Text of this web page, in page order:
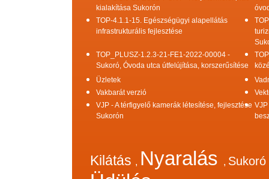
kialakítása Sukorón
TOP-4.1.1-15. Egészségügyi alapellátás
infrastrukturális fejlesztése
TOP_PLUSZ-1.2.3-21-FE1-2022-00004 -
Sukoró, Óvoda utca útfelújítása, korszerűsítése
Üzletek
Vakbarát verzió
VJP - A térfigyelő kamerák létesítése, fejlesztése
Sukorón
Kilátás , Nyaralás , Sukoró